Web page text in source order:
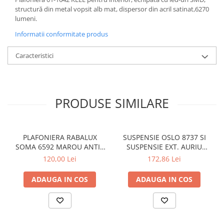
structură din metal vopsit alb mat, dispersor din acril satinat,6270
lumeni.
Informatii conformitate produs
Caracteristici
PRODUSE SIMILARE
PLAFONIERA RABALUX
SOMA 6592 MAROU ANTIC
CREM E14 2X40W 350MM
120,00 Lei
ADAUGA IN COS
SUSPENSIE OSLO 8737 SI
SUSPENSIE EXT. AURIU
ANTIC TRANSPARENT E27
172,86 Lei
ADAUGA IN COS